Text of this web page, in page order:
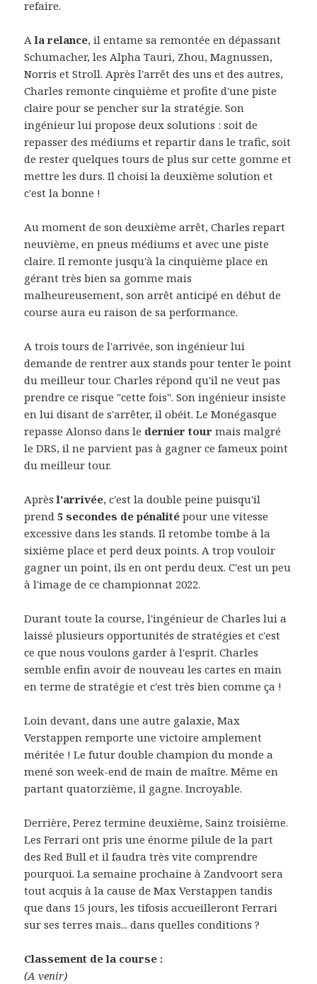
refaire.
Ala relance, il entame sa remontée en dépassant
Schumacher, les Alpha Tauri, Zhou, Magnussen,
Norris et Stroll. Après l'arrêt des uns et des autres,
Charles remonte cinquième et profite d'une piste
claire pour se pencher sur la stratégie. Son
ingénieur lui propose deux solutions : soit de
repasser des médiums et repartir dans le trafic, soit
de rester quelques tours de plus sur cette gomme et
mettre les durs. Il choisi la deuxième solution et
c'est la bonne !
Au moment de son deuxième arrêt, Charles repart
neuvième, en pneus médiums et avec une piste
claire. Il remonte jusqu'à la cinquième place en
gérant très bien sa gomme mais
malheureusement, son arrêt anticipé en début de
course aura eu raison de sa performance.
A trois tours de l'arrivée, son ingénieur lui
demande de rentrer aux stands pour tenter le point
du meilleur tour. Charles répond qu'il ne veut pas
prendre ce risque "cette fois". Son ingénieur insiste
en lui disant de s'arrêter, il obéit. Le Monégasque
repasse Alonso dans le dernier tour mais malgré
le DRS, il ne parvient pas à gagner ce fameux point
du meilleur tour.
Aprèsl'arrivée, c'est la double peine puisqu'il
prend5 secondes de pénalité pour une vitesse
excessive dans les stands. Il retombe tombe à la
sixième place et perd deux points. A trop vouloir
gagner un point, ils en ont perdu deux. C'est un peu
à l'image de ce championnat 2022.
Durant toute la course, l'ingénieur de Charles lui a
laissé plusieurs opportunités de stratégies et c'est
ce que nous voulons garder à l'esprit. Charles
semble enfin avoir de nouveau les cartes en main
en terme de stratégie et c'est très bien comme ça !
Loin devant, dans une autre galaxie, Max
Verstappen remporte une victoire amplement
méritée ! Le futur double champion du monde a
mené son week-end de main de maître. Même en
partant quatorzième, il gagne. Incroyable.
Derrière, Perez termine deuxième, Sainz troisième.
Les Ferrari ont pris une énorme pilule de la part
des Red Bull et il faudra très vite comprendre
pourquoi. La semaine prochaine à Zandvoort sera
tout acquis à la cause de Max Verstappen tandis
que dans 15 jours, les tifosis accueilleront Ferrari
sur ses terres mais... dans quelles conditions ?
Classement de la course :
(A venir)